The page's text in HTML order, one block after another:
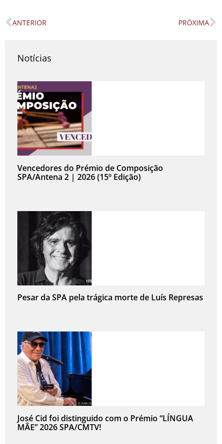
Prev
ANTERIOR PRÓXIMA
Notícias
Vencedores do Prémio de Composição
SPA/Antena 2 | 2026 (15º Edição)
Pesar da SPA pela trágica morte de Luís Represas
José Cid foi distinguido com o Prémio “LÍNGUA
MÃE” 2026 SPA/CMTV!